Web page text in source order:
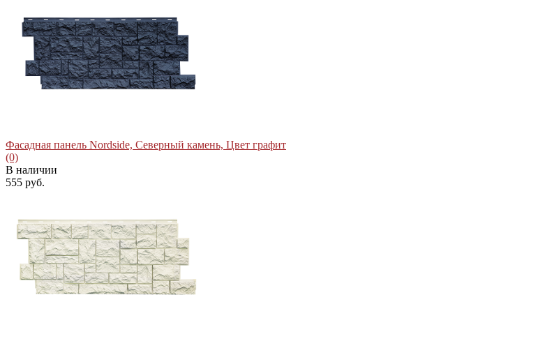
избранное сравнить
Фасадная панель Nordside, Северный камень, Цвет графит
(0)
В наличии
555 руб.